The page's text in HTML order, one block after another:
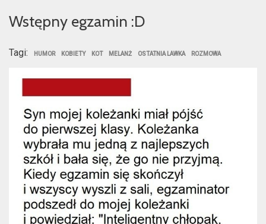
Wstępny egzamin :D
Tagi: HUMOR KOBIETY KOT MELANŻ OSTATNIA LAWKA ROZMOWA